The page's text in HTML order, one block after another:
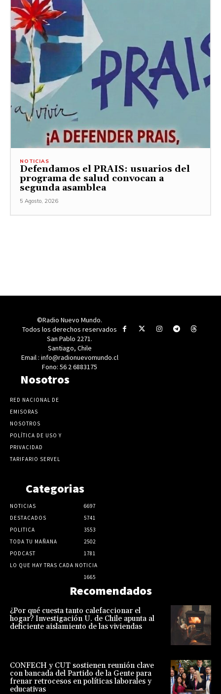
NOTICIAS
Defendamos el PRAIS: usuarios del
programa de salud convocan a
segunda asamblea
5 Agosto, 2026
©Radio Nuevo Mundo.
Todos los derechos reservados
San Pablo 2271.
Santiago, Chile
Email : info@radionuevomundo.cl
Fono: 56 2 6883175
Nosotros
RED NACIONAL DE
EMISORAS
NOSOTROS
POLÍTICA DE USO Y
PRIVACIDAD
TARIFARIO SERVEL
Categorias
NOTICIAS
6697
DESTACADOS
5741
POLITICA
3553
TODA TU MAÑANA
2502
PODCAST
1781
LO QUE HAY TRAS CADA NOTICIA
1665
Recomendados
¿Por qué cuesta tanto calefaccionar el
hogar? Investigación U. de Chile apunta al
deficiente aislamiento de las viviendas
CONFECH y CUT sostienen reunión clave
con bancada del Partido de la Gente para
frenar retrocesos en políticas laborales y
educativas